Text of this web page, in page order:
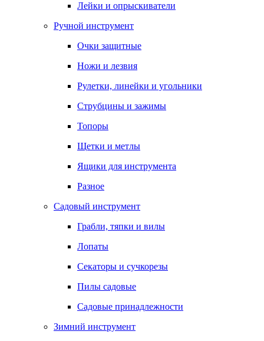
Лейки и опрыскиватели
Ручной инструмент
Очки защитные
Ножи и лезвия
Рулетки, линейки и угольники
Струбцины и зажимы
Топоры
Щетки и метлы
Ящики для инструмента
Разное
Садовый инструмент
Грабли, тяпки и вилы
Лопаты
Секаторы и сучкорезы
Пилы садовые
Садовые принадлежности
Зимний инструмент